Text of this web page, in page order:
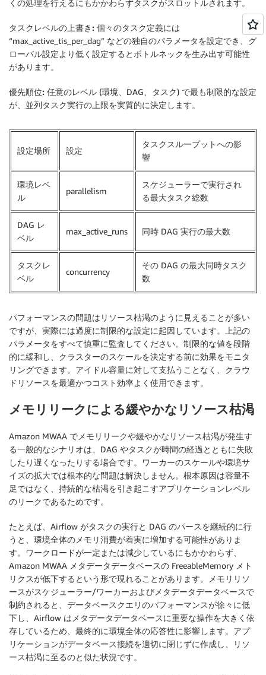
くの処理を行えるにもかかわらずタスクがスロットルされます。
タスクレベルの上書き: 個々のタスク定義には
“max_active_tis_per_dag” などの独自のパラメータを設定でき、グ
ローバル設定より低く設定するとボトルネックを生み出す可能性
があります。
優先順位: 任意のレベル (環境、DAG、タスク) で最も制限的な設定
が、並列タスク実行の上限を実質的に決定します。
設定場所 設定
タスクスループットへの影
響
環境レベ
ル
parallelism
スケジューラーで実行され
る最大タスク総数
DAG レ
ベル
max_active_runs 同時 DAG 実行の最大数
タスクレ
ベル
concurrency
その DAG の最大同時タスク
数
パフォーマンスの問題はリソース枯渇のように見えることが多い
ですが、実際には過度に制限的な設定に起因しています。上記の
パラメータをすべて慎重に監査してください。制限的な値を段階
的に緩和し、クラスターのスケールを決定する前に効果をモニタ
リングできます。アイドル容量に対して支払うことなく、クラウ
ドリソースを最適かつコスト効率よく使用できます。
メモリリークによる緩やかなリソース枯渇
Amazon MWAA でメモリリークや緩やかなリソース枯渇が発生す
る一般的なシナリオは、DAG やタスクが時間の経過とともに失敗
したり遅くなったりする場合です。ワーカーのスケールや環境サ
イズの拡大では根本的な問題は解決しません。根本原因は容量不
足ではなく、持続的な枯渇を引き起こすアプリケーションレベル
のリークであるためです。
たとえば、Airflow がタスクの実行と DAG のパースを継続的に行
うと、環境全体のメモリ消費が着実に増加する可能性がありま
す。ワークロードが一定または減少しているにもかかわらず、
Amazon MWAA メタデータデータベースの FreeableMemory メト
リクスが低下するという形で現れることがあります。メモリリソ
ースがスケジューラー/ワーカーおよびメタデータデータベースで
制約されると、データベースクエリのパフォーマンスが徐々に低
下し、Airflow はメタデータデータベースに重要な操作を大きく依
存しているため、最終的に環境全体の応答性に影響します。アプ
リケーションがデータベース接続を適切に閉じずに作成し、リソ
ース枯渇に至るのと似た状況です。